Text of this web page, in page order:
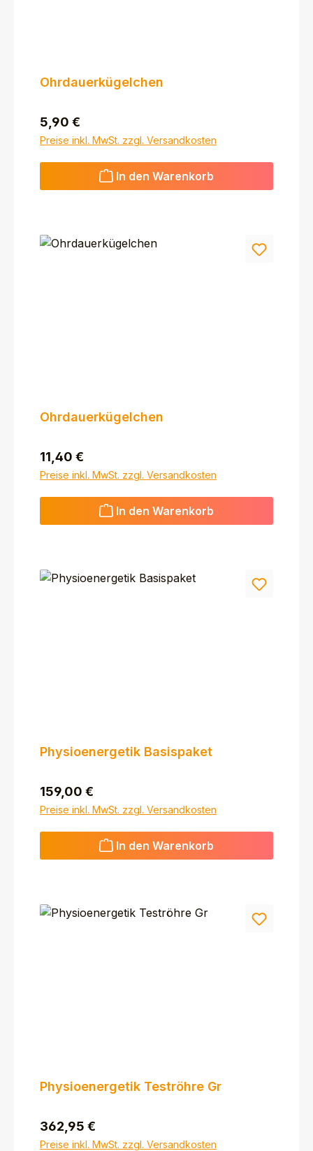
Ohrdauerkügelchen
Regulärer Preis:
5,90 €
Preise inkl. MwSt. zzgl. Versandkosten
In den Warenkorb
Ohrdauerkügelchen
Regulärer Preis:
11,40 €
Preise inkl. MwSt. zzgl. Versandkosten
In den Warenkorb
Physioenergetik Basispaket
Regulärer Preis:
159,00 €
Preise inkl. MwSt. zzgl. Versandkosten
In den Warenkorb
Physioenergetik Teströhre Gr
Regulärer Preis:
362,95 €
Preise inkl. MwSt. zzgl. Versandkosten